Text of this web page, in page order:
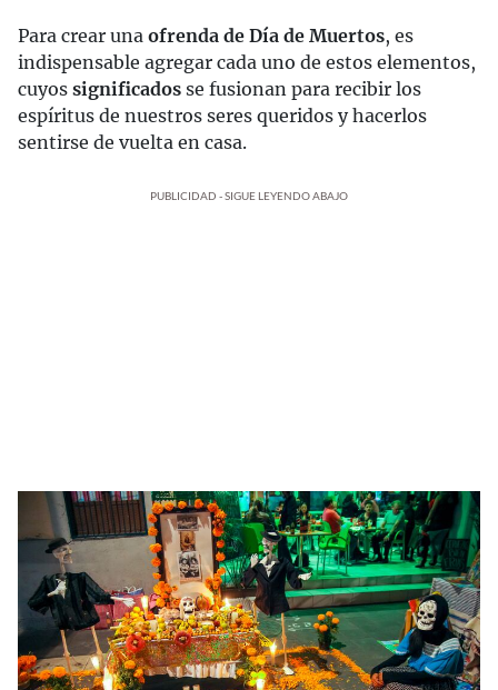
Para crear una ofrenda de Día de Muertos, es
indispensable agregar cada uno de estos elementos,
cuyos significados se fusionan para recibir los
espíritus de nuestros seres queridos y hacerlos
sentirse de vuelta en casa.
PUBLICIDAD - SIGUE LEYENDO ABAJO